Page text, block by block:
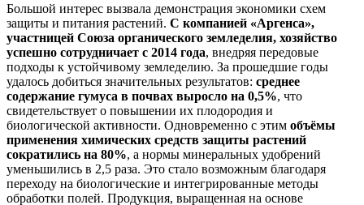
Большой интерес вызвала демонстрация экономики схем
защиты и питания растений. С компанией «Аргенса»,
участницей Союза органического земледелия, хозяйство
успешно сотрудничает с 2014 года, внедряя передовые
подходы к устойчивому земледелию. За прошедшие годы
удалось добиться значительных результатов: среднее
содержание гумуса в почвах выросло на 0,5%, что
свидетельствует о повышении их плодородия и
биологической активности. Одновременно с этим объёмы
применения химических средств защиты растений
сократились на 80%, а нормы минеральных удобрений
уменьшились в 2,5 раза. Это стало возможным благодаря
переходу на биологические и интегрированные методы
обработки полей. Продукция, выращенная на основе